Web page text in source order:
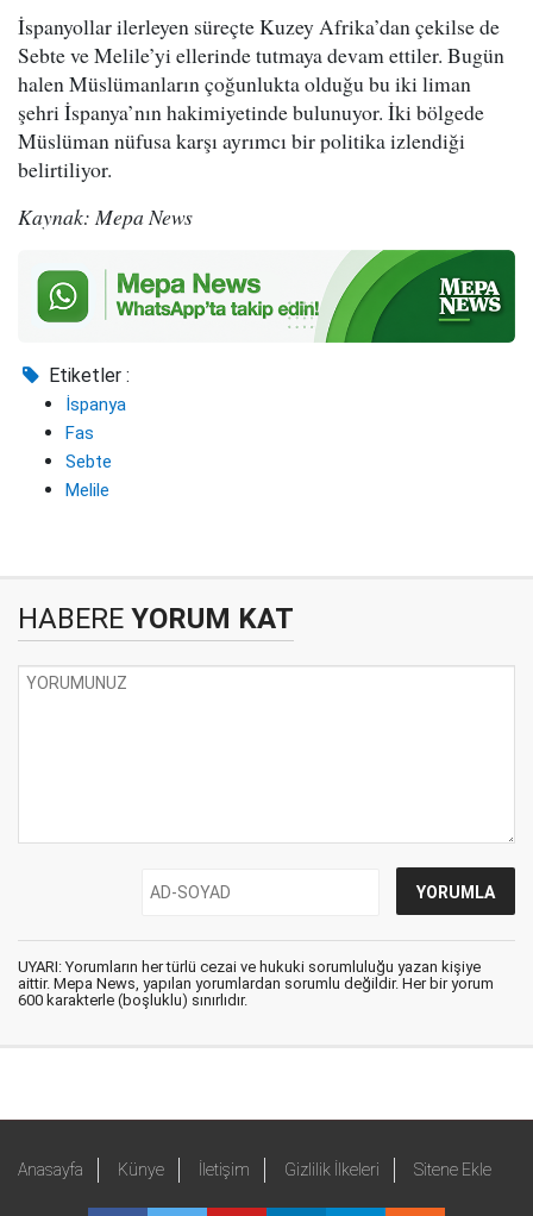
İspanyollar ilerleyen süreçte Kuzey Afrika’dan çekilse de
Sebte ve Melile’yi ellerinde tutmaya devam ettiler. Bugün
halen Müslümanların çoğunlukta olduğu bu iki liman
şehri İspanya’nın hakimiyetinde bulunuyor. İki bölgede
Müslüman nüfusa karşı ayrımcı bir politika izlendiği
belirtiliyor.
Kaynak: Mepa News
Etiketler :
İspanya
Fas
Sebte
Melile
HABERE YORUM KAT
UYARI: Yorumların her türlü cezai ve hukuki sorumluluğu yazan kişiye
aittir. Mepa News, yapılan yorumlardan sorumlu değildir. Her bir yorum
600 karakterle (boşluklu) sınırlıdır.
Anasayfa Künye İletişim Gizlilik İlkeleri Sitene Ekle